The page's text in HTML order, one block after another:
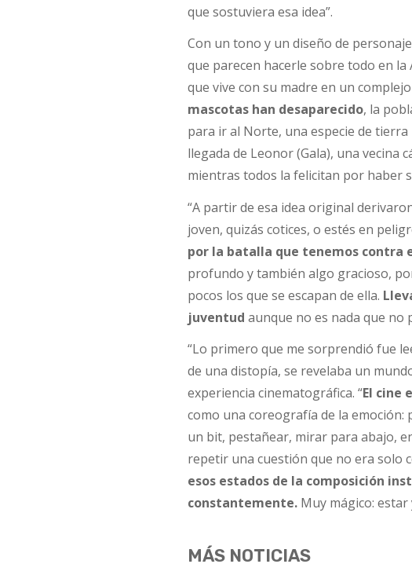
que sostuviera esa idea”.
Con un tono y un diseño de
que parecen hacerle sobre todo en la
que vive con su madre en un
mascotas han desaparecido, la
para ir al Norte, una especie de
llegada de Leonor (Gala), una vecina
mientras todos la felicitan por haber
“A partir de esa idea original
joven, quizás cotices, o estés en
por la batalla que tenemos contra
profundo y también algo gracioso,
pocos los que se escapan de ella.
juventud aunque no es nada que no
“Lo primero que me sorprendió fue
de una distopía, se revelaba un
experiencia cinematográfica. “El cine
como una coreografía de la
un bit, pestañear, mirar para abajo,
repetir una cuestión que no era solo
esos estados de la composición
constantemente. Muy mágico: estar
MÁS NOTICIAS